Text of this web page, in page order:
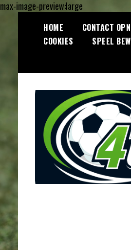
max-image-preview:large
HOME CONTACT
COOKIES
SPEEL